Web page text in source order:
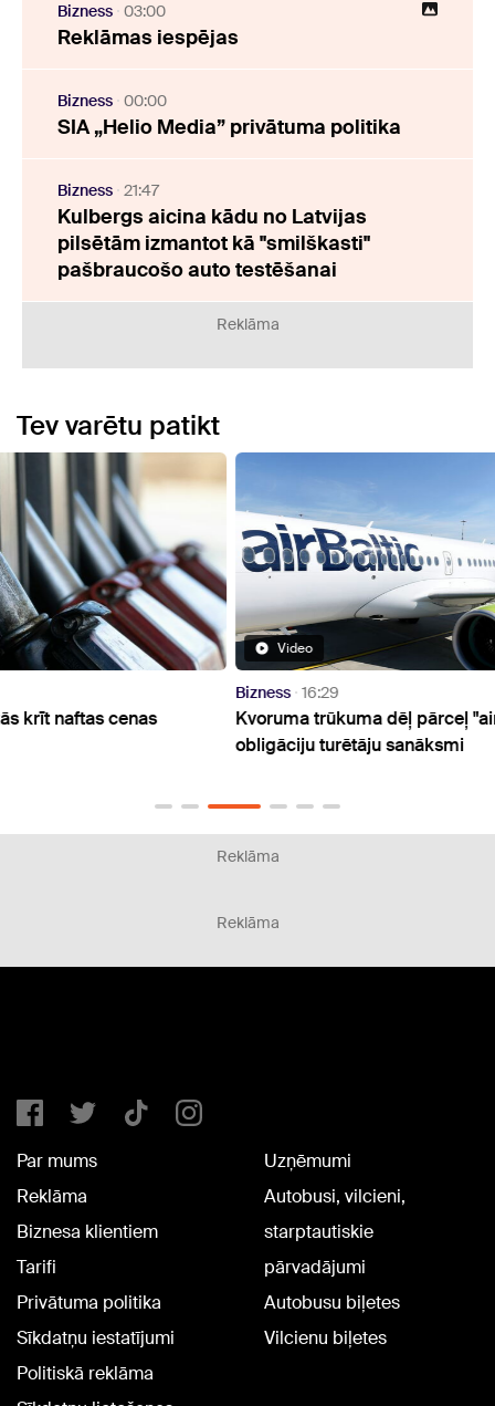
Bizness 03:00
Reklāmas iespējas
Bizness 00:00
SIA „Helio Media” privātuma politika
Bizness 21:47
Kulbergs aicina kādu no Latvijas
pilsētām izmantot kā "smilškasti"
pašbraucošo auto testēšanai
Reklāma
Tev varētu patikt
Video
Kvoruma trūkuma dēļ pārceļ "airBaltic"
obligāciju turētāju sanāksmi
No
Reklāma
Reklāma
Par mums
Reklāma
Biznesa klientiem
Tarifi
Privātuma politika
Sīkdatņu iestatījumi
Politiskā reklāma
Uzņēmumi
Autobusi, vilcieni,
starptautiskie
pārvadājumi
Autobusu biļetes
Vilcienu biļetes